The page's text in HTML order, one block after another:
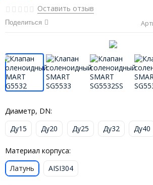
Оставить отзыв
Поделиться
Диаметр, DN:
Ду15
Ду20 Ду25 Ду32 Ду40
Материал корпуса:
Латунь
AISI304